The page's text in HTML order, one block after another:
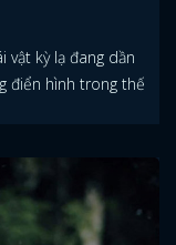
vật kỳ lạ đang dần
điển hình trong thế